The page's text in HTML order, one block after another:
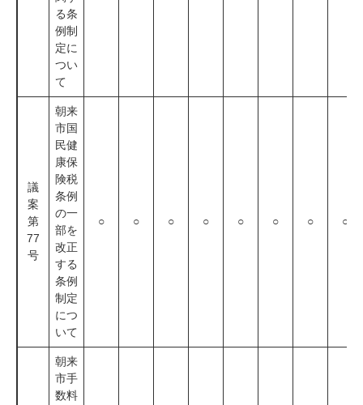
る条
例制
定に
つい
て
議
案
第
77
号
朝来
市国
民健
康保
険税
条例
の一
部を
改正
する
条例
制定
につ
いて
○ ○ ○ ○ ○ ○ ○ ○
朝来
市手
数料